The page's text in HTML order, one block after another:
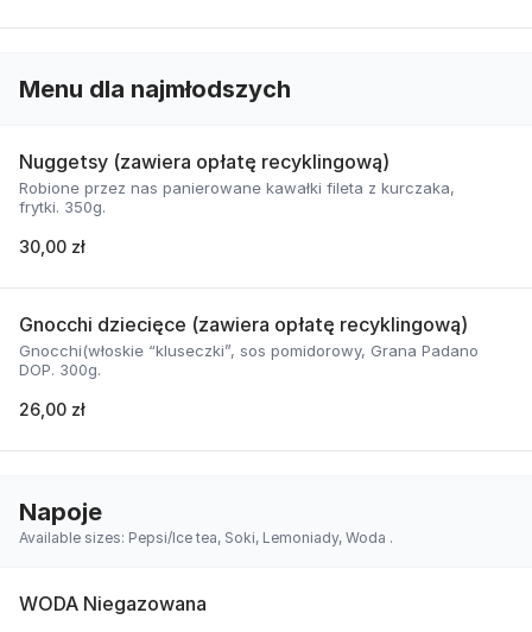
Menu dla najmłodszych
Nuggetsy (zawiera opłatę recyklingową)
Robione przez nas panierowane kawałki fileta z kurczaka,
frytki. 350g.
30,00 zł
Gnocchi dziecięce (zawiera opłatę recyklingową)
Gnocchi(włoskie “kluseczki”, sos pomidorowy, Grana Padano
DOP. 300g.
26,00 zł
Napoje
Available sizes: Pepsi/Ice tea, Soki, Lemoniady, Woda .
WODA Niegazowana